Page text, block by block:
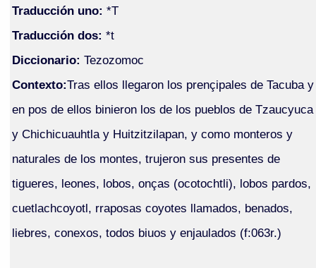
Traducción uno: *T
Traducción dos: *t
Diccionario: Tezozomoc
Contexto:Tras ellos llegaron los prençipales de Tacuba y
en pos de ellos binieron los de los pueblos de Tzaucyuca
y Chichicuauhtla y Huitzitzilapan, y como monteros y
naturales de los montes, trujeron sus presentes de
tigueres, leones, lobos, onças (ocotochtli), lobos pardos,
cuetlachcoyotl, rraposas coyotes llamados, benados,
liebres, conexos, todos biuos y enjaulados (f:063r.)